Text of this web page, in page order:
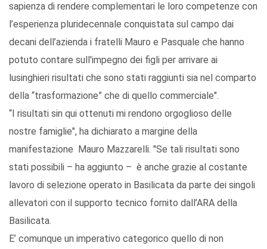
sapienza di rendere complementari le loro competenze con
l’esperienza pluridecennale conquistata sul campo dai
decani dell’azienda i fratelli Mauro e Pasquale che hanno
potuto contare sull'impegno dei figli per arrivare ai
lusinghieri risultati che sono stati raggiunti sia nel comparto
della “trasformazione” che di quello commerciale".
“I risultati sin qui ottenuti mi rendono orgoglioso delle
nostre famiglie", ha dichiarato a margine della
manifestazione Mauro Mazzarelli. "Se tali risultati sono
stati possibili – ha aggiunto – è anche grazie al costante
lavoro di selezione operato in Basilicata da parte dei singoli
allevatori con il supporto tecnico fornito dall’ARA della
Basilicata.
E’ comunque un imperativo categorico quello di non